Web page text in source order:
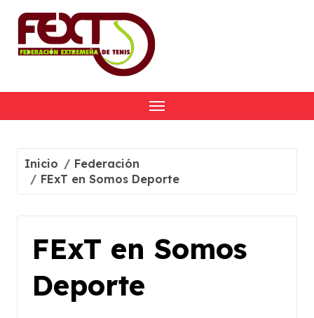
content
Inicio
Federación
FExT en Somos Deporte
FExT en Somos
Deporte